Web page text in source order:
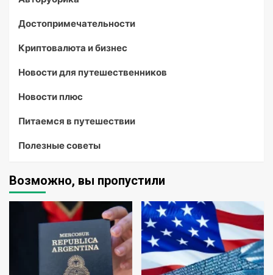
Достопримечательности
Криптовалюта и бизнес
Новости для путешественников
Новости плюс
Питаемся в путешествии
Полезные советы
Возможно, вы пропустили